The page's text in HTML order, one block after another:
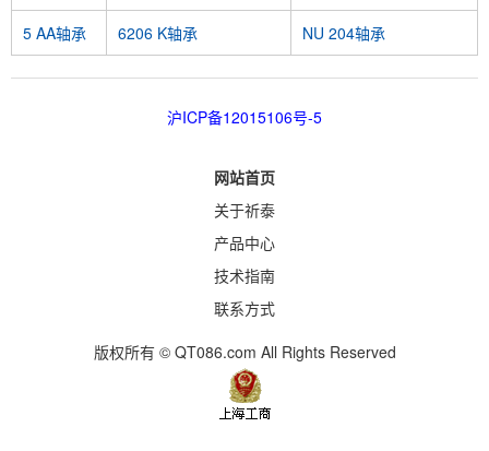
5 AA轴承 6206 K轴承 NU 204轴承
沪ICP备12015106号-5
网站首页
关于祈泰
产品中心
技术指南
联系方式
版权所有 © QT086.com All Rights Reserved